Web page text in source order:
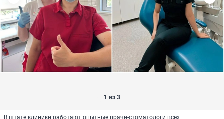
1 из 3